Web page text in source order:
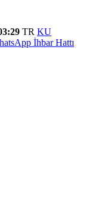
TR KU
İhbar Hattı